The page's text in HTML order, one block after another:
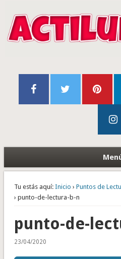
Tu estás aquí: Inicio › Puntos de
› punto-de-lectura-b-n
punto-de-
23/04/2020